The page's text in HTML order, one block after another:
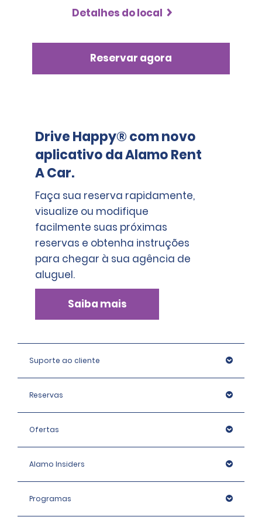
Detalhes do local
Reservar agora
Drive Happy® com novo
aplicativo da Alamo Rent
A Car.
Faça sua reserva rapidamente,
visualize ou modifique
facilmente suas próximas
reservas e obtenha instruções
para chegar à sua agência de
aluguel.
Saiba mais
Suporte ao cliente
Reservas
Ofertas
Alamo Insiders
Programas